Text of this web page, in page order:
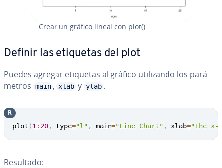
Crear un gráfico lineal con plot()
Definir las etiquetas del plot
Puedes agregar etiquetas al gráfico uti­li­za­n­do los pa­rá­
me­tros main , xlab y ylab .
plot (1: 20, type="l" , main="Line Chart" , xlab="The x-
R
Resultado: